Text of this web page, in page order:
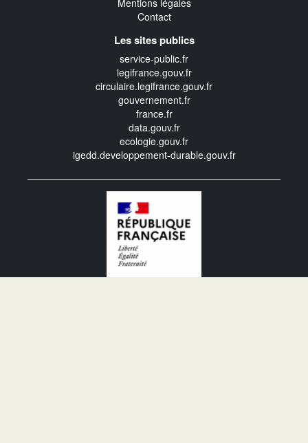
Mentions légales
Contact
Les sites publics
service-public.fr
legifrance.gouv.fr
circulaire.legifrance.gouv.fr
gouvernement.fr
france.fr
data.gouv.fr
ecologie.gouv.fr
igedd.developpement-durable.gouv.fr